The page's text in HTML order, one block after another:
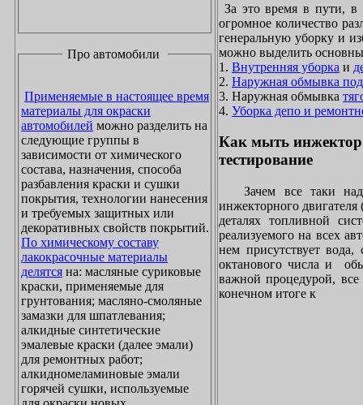
Про автомобили
Применяемые в настоящее время
материалы для окраски
автомобилей можно разделить на
следующие группы в
зависимости от химического
состава, назначения, способа
разбавления краски и сушки
покрытия, технологии нанесения
и требуемых защитных или
декоративных свойств покрытий.
По химическому составу
лакокрасочные материалы
делятся на: масляные суриковые
краски, применяемые для
грунтования; масляно-смоляные
замазки для шпатлевания;
алкидные синтетические
эмалевые краски (далее эмали)
для ремонтных работ;
алкидномеламиновые эмали
горячей сушки, используемые
За это время в пути,
огромное количество
генеральную уборку и
можно выделить
1. Внутренняя уборка и
2. Наружная обмывка
3. Наружная обмывка
4. Уборка депо и
Как мыть
тестирование
Зачем все таки
инжекторного
деталях топливной
реализуемого на всех
нем присутствует
октанового числа и
важной процедурой, все
конечном итоге к